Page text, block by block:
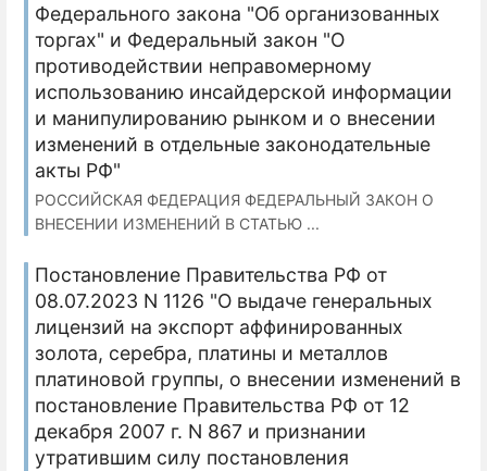
Федерального закона "Об организованных
торгах" и Федеральный закон "О
противодействии неправомерному
использованию инсайдерской информации
и манипулированию рынком и о внесении
изменений в отдельные законодательные
акты РФ"
РОССИЙСКАЯ ФЕДЕРАЦИЯ ФЕДЕРАЛЬНЫЙ ЗАКОН О
ВНЕСЕНИИ ИЗМЕНЕНИЙ В СТАТЬЮ ...
Постановление Правительства РФ от
08.07.2023 N 1126 "О выдаче генеральных
лицензий на экспорт аффинированных
золота, серебра, платины и металлов
платиновой группы, о внесении изменений в
постановление Правительства РФ от 12
декабря 2007 г. N 867 и признании
утратившим силу постановления